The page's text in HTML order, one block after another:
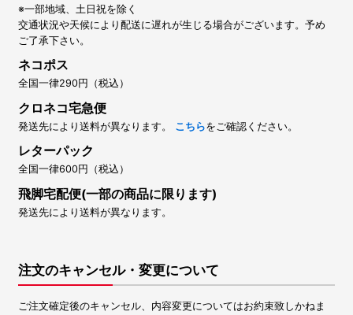
※一部地域、土日祝を除く
交通状況や天候により配送に遅れが生じる場合がございます。予め
ご了承下さい。
ネコポス
全国一律290円（税込）
クロネコ宅急便
発送先により送料が異なります。 こちらをご確認ください。
レターパック
全国一律600円（税込）
飛脚宅配便(一部の商品に限ります)
発送先により送料が異なります。
注文のキャンセル・変更について
ご注文確定後のキャンセル、内容変更についてはお約束致しかねま